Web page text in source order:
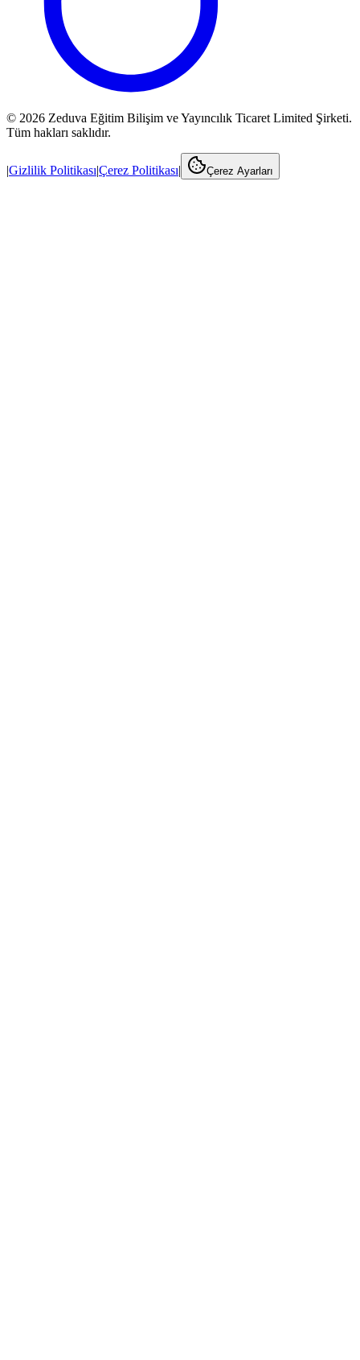
© 2026 Zeduva Eğitim Bilişim ve Yayıncılık Ticaret Limited Şirketi.
Tüm hakları saklıdır.
|Gizlilik Politikası|Çerez Politikası| Çerez Ayarları